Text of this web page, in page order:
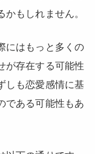
もしれません。
にはもっと多くの
が存在する可能性
しも恋愛感情に基
である可能性もあ